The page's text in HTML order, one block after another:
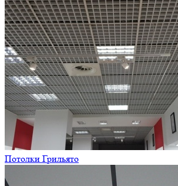
Потолки Грильято